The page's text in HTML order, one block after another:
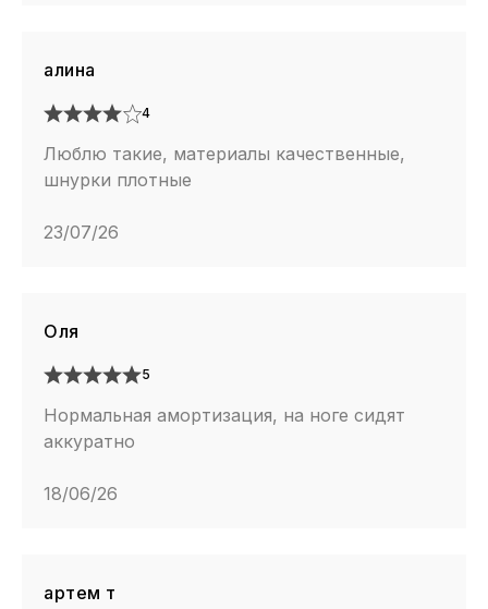
алина
4
Люблю такие, материалы качественные,
шнурки плотные
23/07/26
Оля
5
Нормальная амортизация, на ноге сидят
аккуратно
18/06/26
артем т